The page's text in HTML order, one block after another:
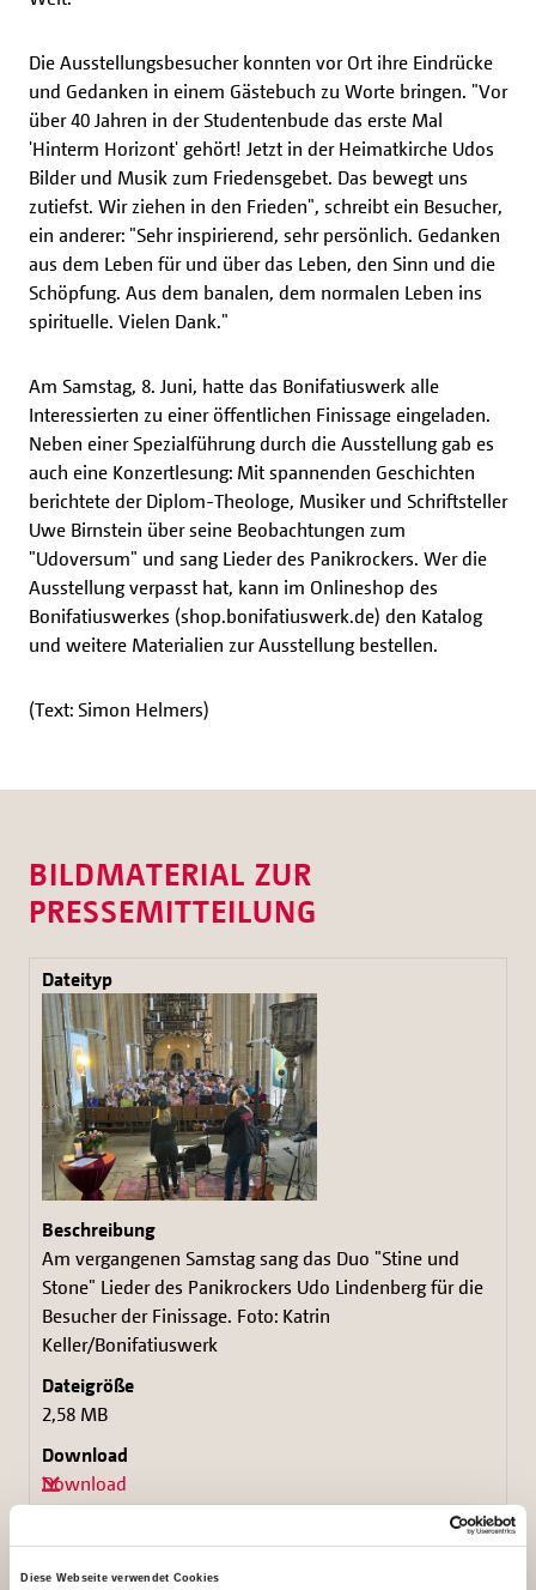
Diese Webseite verwendet Cookies
Die Ausstellungsbesucher konnten vor Ort ihre Eindrücke
und Gedanken in einem Gästebuch zu Worte bringen. "Vor
über 40 Jahren in der Studentenbude das erste Mal
'Hinterm Horizont' gehört! Jetzt in der Heimatkirche Udos
Bilder und Musik zum Friedensgebet. Das bewegt uns
zutiefst. Wir ziehen in den Frieden", schreibt ein Besucher,
ein anderer: "Sehr inspirierend, sehr persönlich. Gedanken
aus dem Leben für und über das Leben, den Sinn und die
Schöpfung. Aus dem banalen, dem normalen Leben ins
spirituelle. Vielen Dank."
Am Samstag, 8. Juni, hatte das Bonifatiuswerk alle
Interessierten zu einer öffentlichen Finissage eingeladen.
Neben einer Spezialführung durch die Ausstellung gab es
auch eine Konzertlesung: Mit spannenden Geschichten
berichtete der Diplom-Theologe, Musiker und Schriftsteller
Uwe Birnstein über seine Beobachtungen zum
"Udoversum" und sang Lieder des Panikrockers. Wer die
Ausstellung verpasst hat, kann im Onlineshop des
Bonifatiuswerkes (shop.bonifatiuswerk.de) den Katalog
und weitere Materialien zur Ausstellung bestellen.
(Text: Simon Helmers)
BILDMATERIAL ZUR
PRESSEMITTEILUNG
Am vergangenen Samstag sang das Duo "Stine und
Stone" Lieder des Panikrockers Udo Lindenberg für die
Besucher der Finissage. Foto: Katrin
Keller/Bonifatiuswerk
2,58 MB
Download